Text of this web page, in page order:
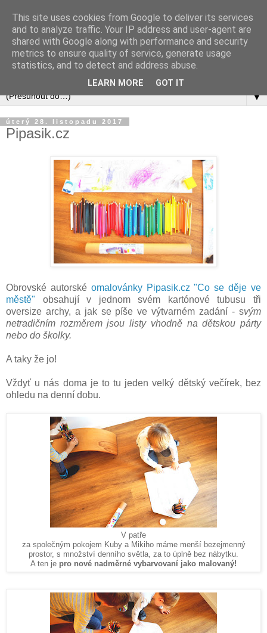
▼
úterý 28. listopadu 2017
Pipasik.cz
Obrovské autorské omalovánky Pipasik.cz "Co se děje ve
městě" obsahují v jednom svém kartónové tubusu tři
oversize archy, a jak se píše ve výtvarném zadání - svým
netradičním rozměrem jsou listy vhodně na dětskou párty
nebo do školky.
A taky že jo!
Vždyť u nás doma je to tu jeden velký dětský večírek, bez
ohledu na denní dobu.
V patře
za společným pokojem Kuby a Mikiho máme menší bezejmenný
prostor, s množství denního světla, za to úplně bez nábytku.
A ten je pro nové nadměrné vybarvovaní jako malovaný!
This site uses cookies from Google to deliver its services
and to analyze traffic. Your IP address and user-agent are
shared with Google along with performance and security
metrics to ensure quality of service, generate usage
statistics, and to detect and address abuse.
LEARN MORE GOT IT